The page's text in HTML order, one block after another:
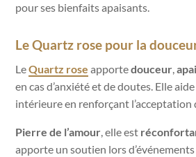
pour ses bienfaits apaisants.
Le Quartz rose pour la
LeQuartz rose apportedouceur,
en cas d’anxiété et de doutes. Elle
intérieure en renforçant l’acceptation
Pierre de l’amour, elle est
apporte un soutien lors